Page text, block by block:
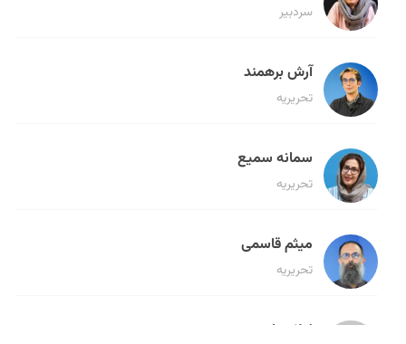
سردبیر
آرش برهمند
تحریریه
سمانه سمیع
تحریریه
میثم قاسمی
تحریریه
لیلا حنارود